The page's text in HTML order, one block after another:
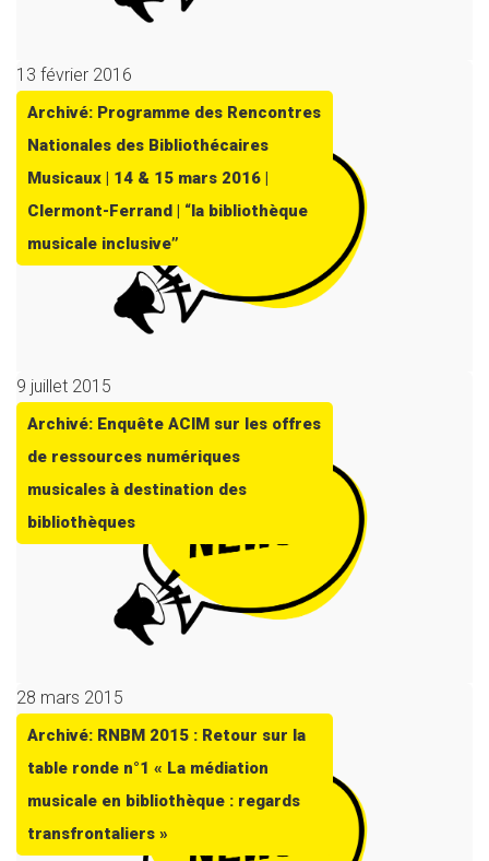
13 février 2016
Archivé: Programme des Rencontres
Nationales des Bibliothécaires
Musicaux | 14 & 15 mars 2016 |
Clermont-Ferrand | “la bibliothèque
musicale inclusive”
9 juillet 2015
Archivé: Enquête ACIM sur les offres
de ressources numériques
musicales à destination des
bibliothèques
28 mars 2015
Archivé: RNBM 2015 : Retour sur la
table ronde n°1 « La médiation
musicale en bibliothèque : regards
transfrontaliers »